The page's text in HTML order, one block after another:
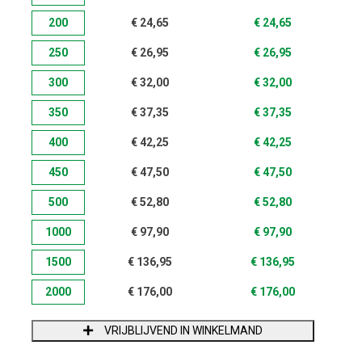
200 € 24,65 € 24,65
250 € 26,95 € 26,95
300 € 32,00 € 32,00
350 € 37,35 € 37,35
400 € 42,25 € 42,25
450 € 47,50 € 47,50
500 € 52,80 € 52,80
1000 € 97,90 € 97,90
1500 € 136,95 € 136,95
2000 € 176,00 € 176,00
VRIJBLIJVEND IN WINKELMAND